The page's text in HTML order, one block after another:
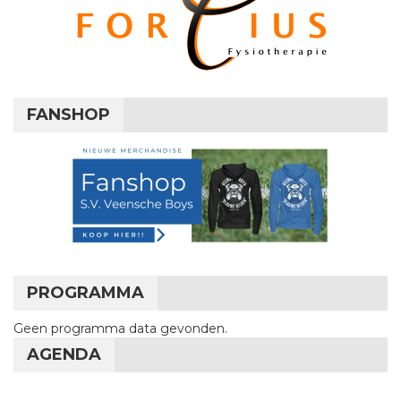
FANSHOP
PROGRAMMA
Geen programma data gevonden.
AGENDA